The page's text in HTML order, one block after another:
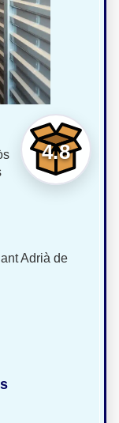
4.8
Adrià de